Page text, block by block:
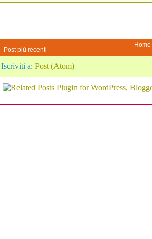
Post più recenti
Iscriviti a: Post (Atom)